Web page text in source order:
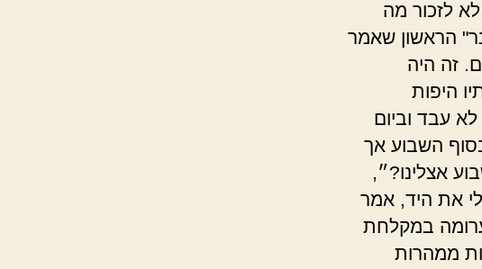
לזכור מה
הראשון שאמר
זה היה
היפות
עבד וביום
השבוע אך
אצלינו?״,
את היד, אמר
ערומה במקלחת
ממהרות